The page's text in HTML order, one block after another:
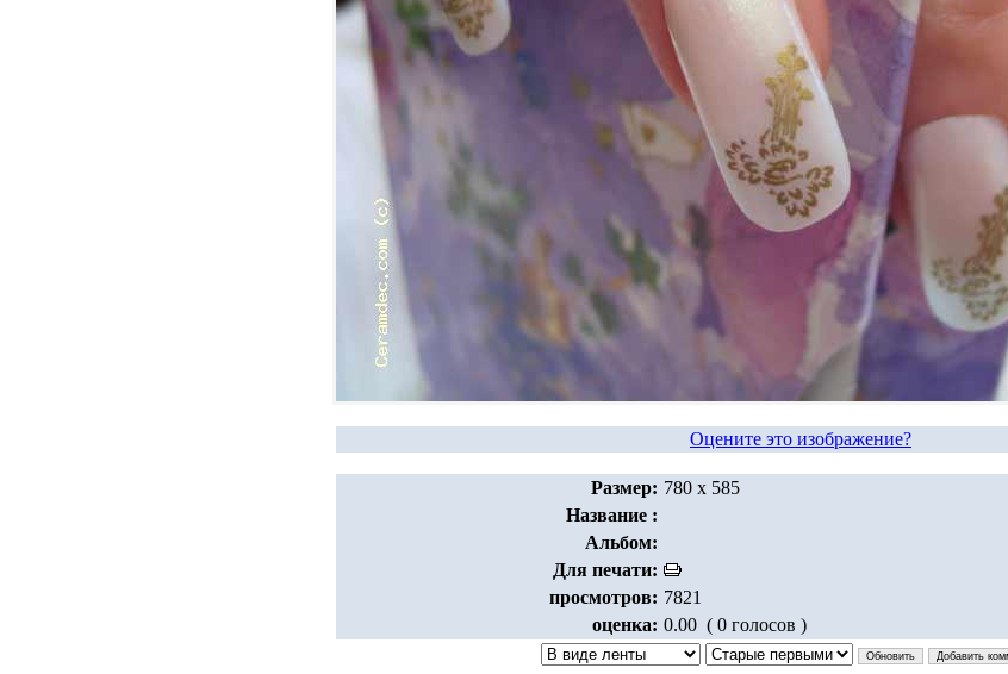
Оцените это изображение?
Размер: 780 x 585
Название :
Альбом:
Для печати:
просмотров: 7821
оценка: 0.00 ( 0 голосов )